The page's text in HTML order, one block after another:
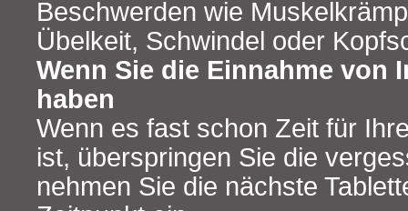
Beschwerden wie
Übelkeit, Schwindel oder
Wenn Sie die Einnahme von
haben
Wenn es fast schon Zeit für
ist, überspringen Sie die
nehmen Sie die nächste